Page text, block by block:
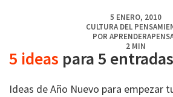
5 ENERO, 2010
CULTURA DEL
POR
2 MIN
5 ideas para 5 entradas
Ideas de Año Nuevo para empezar